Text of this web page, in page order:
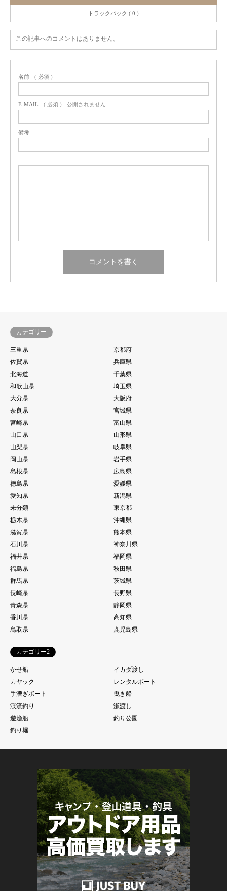
トラックバック ( 0 )
この記事へのコメントはありません。
名前 ( 必須 )
E-MAIL ( 必須 ) - 公開されません -
備考
カテゴリー
三重県
京都府
佐賀県
兵庫県
北海道
千葉県
和歌山県
埼玉県
大分県
大阪府
奈良県
宮城県
宮崎県
富山県
山口県
山形県
山梨県
岐阜県
岡山県
岩手県
島根県
広島県
徳島県
愛媛県
愛知県
新潟県
未分類
東京都
栃木県
沖縄県
滋賀県
熊本県
石川県
神奈川県
福井県
福岡県
福島県
秋田県
群馬県
茨城県
長崎県
長野県
青森県
静岡県
香川県
高知県
鳥取県
鹿児島県
カテゴリー2
かせ船
イカダ渡し
カヤック
レンタルボート
手漕ぎボート
曳き船
渓流釣り
瀬渡し
遊漁船
釣り公園
釣り堀